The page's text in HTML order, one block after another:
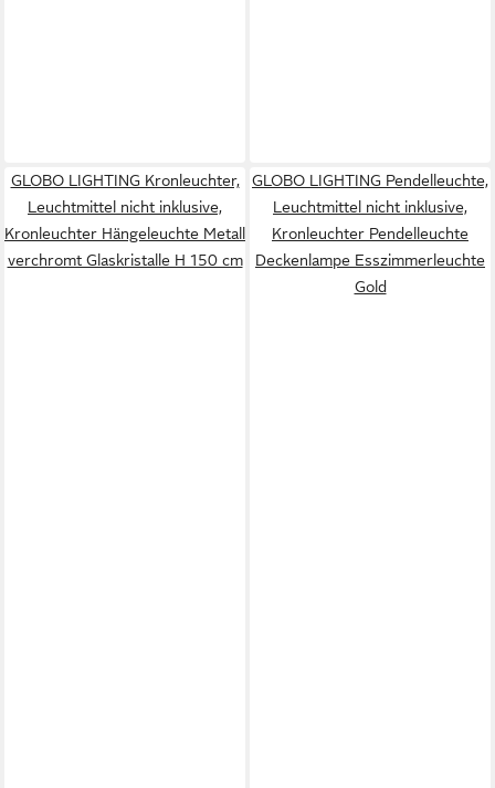
GLOBO LIGHTING Kronleuchter,
Leuchtmittel nicht inklusive,
Kronleuchter Hängeleuchte Metall
verchromt Glaskristalle H 150 cm
GLOBO LIGHTING Pendelleuchte,
Leuchtmittel nicht inklusive,
Kronleuchter Pendelleuchte
Deckenlampe Esszimmerleuchte
Gold